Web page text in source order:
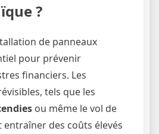
?
de panneaux
pour prévenir
financiers. Les
tels que les
ou même le vol de
des coûts élevés